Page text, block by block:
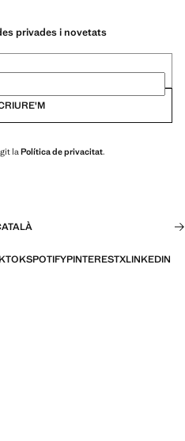
privades i novetats
la Política de privacitat.
SPOTIFYPINTERESTXLINKEDIN